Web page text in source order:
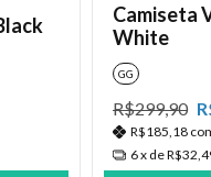
Camiseta
White
GG
R$299,90
R$185,18
6x de